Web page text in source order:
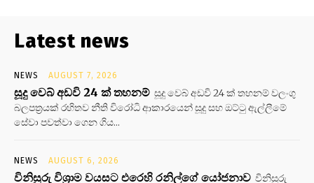
Latest news
NEWS AUGUST 7, 2026
සූදු වෙබ් අඩවි 24 ක් තහනම් සූදු වෙබ් අඩවි 24 ක් තහනම් වලංගු
බලපත්‍රයක් රහිතව නීති විරෝධි ආකාරයෙන් සූදු සහ ඔට්ටු ඇල්ලීමේ
සේවා පවත්වා ගෙන ගිය...
NEWS AUGUST 6, 2026
විනිසුරු විශ්‍රාම වයසට එරෙහි රනිල්ගේ යෝජනාව විනිසුරු